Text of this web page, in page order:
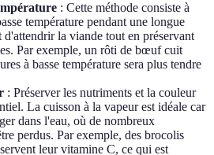
: Cette méthode consiste à
température pendant une longue
d'attendrir la viande tout en préservant
Par exemple, un rôti de bœuf cuit
à basse température sera plus tendre
: Préserver les nutriments et la couleur
La cuisson à la vapeur est idéale car
dans l'eau, où de nombreux
perdus. Par exemple, des brocolis
leur vitamine C, ce qui est